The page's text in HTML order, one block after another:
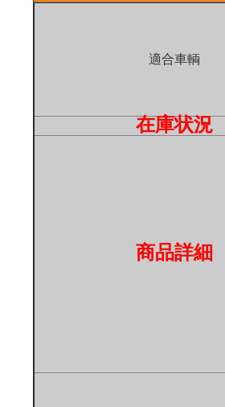
適合車輌
在庫状況
商品詳細